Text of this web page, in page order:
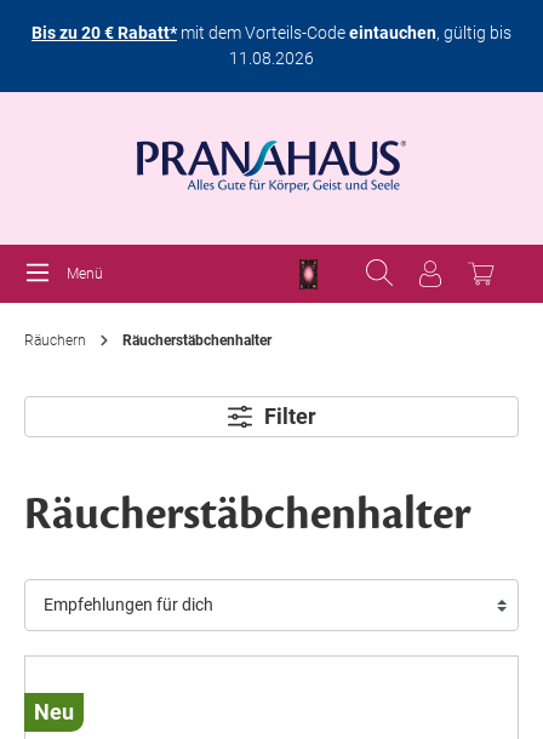
Bis zu 20 € Rabatt*mit dem Vorteils-Codeeintauchen, gültig bis
11.08.2026
Menü
Räuchern Räucherstäbchenhalter
Filter
Räucherstäbchenhalter
Neu